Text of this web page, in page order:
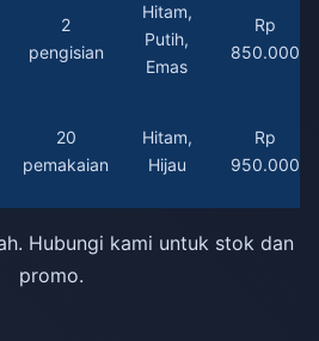
2
pengisian
Hitam,
Putih,
Emas
Rp
850.000
20
pemakaian
Hitam,
Hijau
Rp
950.000
Hubungi kami untuk stok dan
promo.